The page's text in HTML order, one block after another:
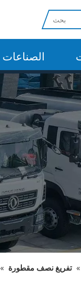
الصناعات
» تفريغ نصف مقطورة »